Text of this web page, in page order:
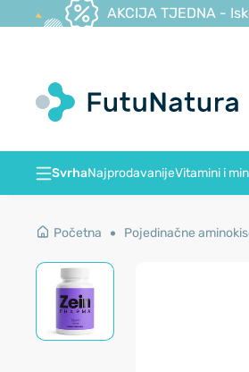
AKCIJA TJEDNA -
SvrhaNajprodavanijeVitamini i
Početna Pojedinačne